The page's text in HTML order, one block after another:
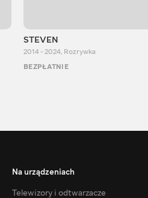
STEVEN
2014 - 2024, Rozrywka
BEZPŁATNIE
Na urządzeniach
Telewizory i odtwarzacze